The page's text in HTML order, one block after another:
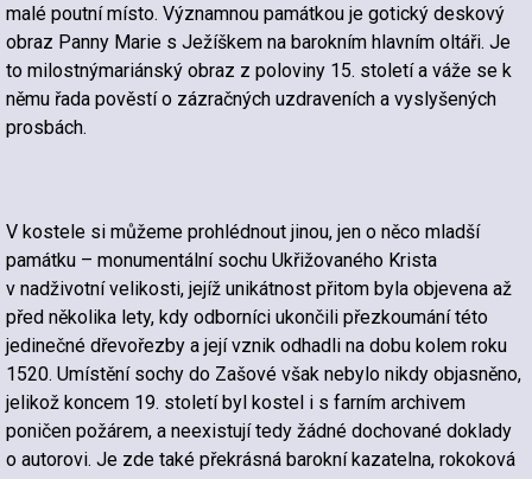
malé poutní místo. Významnou památkou je gotický deskový
obraz Panny Marie s Ježíškem na barokním hlavním oltáři. Je
to milostnýmariánský obraz z poloviny 15. století a váže se k
němu řada pověstí o zázračných uzdraveních a vyslyšených
prosbách.
V kostele si můžeme prohlédnout jinou, jen o něco mladší
památku – monumentální sochu Ukřižovaného Krista
v nadživotní velikosti, jejíž unikátnost přitom byla objevena až
před několika lety, kdy odborníci ukončili přezkoumání této
jedinečné dřevořezby a její vznik odhadli na dobu kolem roku
1520. Umístění sochy do Zašové však nebylo nikdy objasněno,
jelikož koncem 19. století byl kostel i s farním archivem
poničen požárem, a neexistují tedy žádné dochované doklady
o autorovi. Je zde také překrásná barokní kazatelna, rokoková